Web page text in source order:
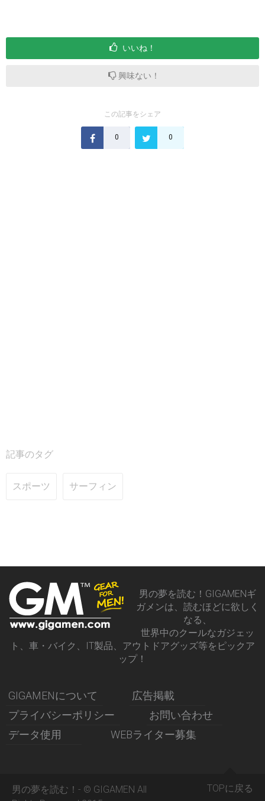
いいね！
興味ない！
この記事をシェア
0 0
記事のタグ
スポーツ サーフィン
男の夢を読む！GIGAMENギ
ガメンは、読むほどに欲しく
なる、
世界中のクールなガジェッ
ト、車・バイク、IT製品、アウトドアグッズ等をピックア
ップ！
GIGAMENについて
広告掲載
プライバシーポリシー
お問い合わせ
データ使用
WEBライター募集
男の夢を読む！- © GIGAMEN All
TOPに戻る